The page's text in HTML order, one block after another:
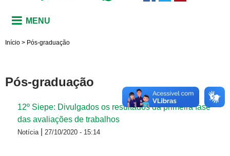
MENU
Início > Pós-graduação
Pós-graduação
12º Siepe: Divulgados os resultados da primeira fase
das avaliações de trabalhos
Notícia 27/10/2020 - 15:14